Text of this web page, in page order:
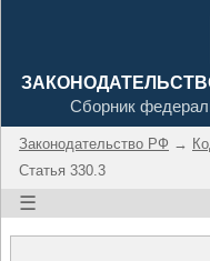
Сборник
Законодательство РФ →
Статья 330.3
☰